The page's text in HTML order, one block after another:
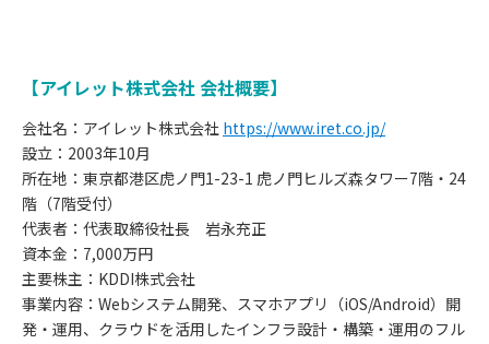
【アイレット株式会社 会社概要】
会社名：アイレット株式会社 https://www.iret.co.jp/
設立：2003年10月
所在地：東京都港区虎ノ門1-23-1 虎ノ門ヒルズ森タワー7階・24
階（7階受付）
代表者：代表取締役社長 岩永充正
資本金：7,000万円
主要株主：KDDI株式会社
事業内容：Webシステム開発、スマホアプリ（iOS/Android）開
発・運用、クラウドを活用したインフラ設計・構築・運用のフル